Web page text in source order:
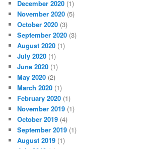
December 2020 (1)
November 2020 (5)
October 2020 (3)
September 2020 (3)
August 2020 (1)
July 2020 (1)
June 2020 (1)
May 2020 (2)
March 2020 (1)
February 2020 (1)
November 2019 (1)
October 2019 (4)
September 2019 (1)
August 2019 (1)